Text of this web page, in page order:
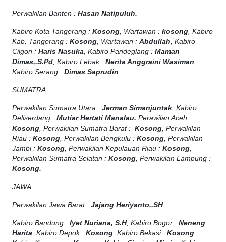
Perwakilan Banten : Hasan Natipuluh.
Kabiro Kota Tangerang : Kosong , Wartawan : kosong , Kabiro
Kab. Tangerang : Kosong , Wartawan : Abdullah , Kabiro
Cilgon : Haris Nasuka , Kabiro Pandeglang : Maman
Dimas,.S.Pd , Kabiro Lebak : Nerita Anggraini Wasiman
Kabiro Serang : Dimas Saprudin
SUMATRA :
Perwakilan Sumatra Utara : Jerman Simanjuntak , Kabiro
Deliserdang : Mutiar Hertati Manalau. Perawilan Aceh :
Kosong , Perwakilan Sumatra Barat : Kosong , Perwakilan
Riau : Kosong , Perwakilan Bengkulu : Kosong , Perwakilan
Jambi : Kosong , Perwakilan Kepulauan Riau : Kosong
Perwakilan Sumatra Selatan : Kosong , Perwakilan Lampung :
Kosong.
JAWA :
Perwakilan Jawa Barat : Jajang Heriyanto,.SH
Kabiro Bandung : Iyet Nuriana, S.H, Kabiro Bogor : Neneng
Harita , Kabiro Depok : Kosong , Kabiro Bekasi : Kosong